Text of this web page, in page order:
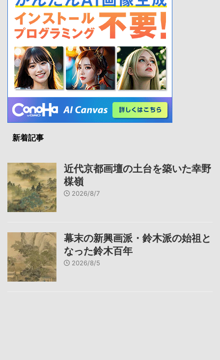
新着記事
近代京都画壇の土台を築いた幸野
楳嶺
2026/8/7
幕末の新興画派・鈴木派の始祖と
なった鈴木百年
2026/8/5